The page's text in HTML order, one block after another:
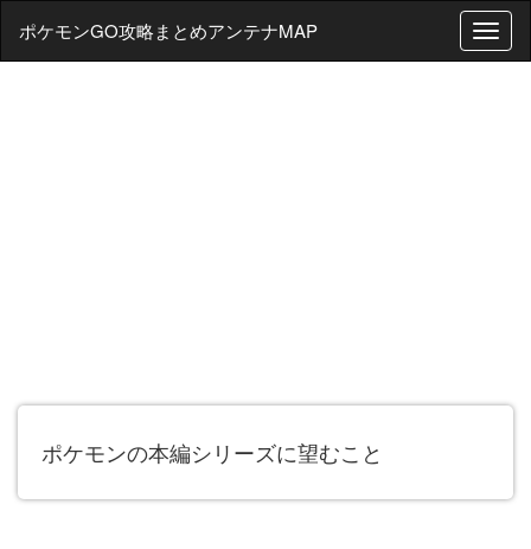
T
o
ポケモンGO攻略まとめアンテナMAP
ポケモンの本編シリーズに望むこと